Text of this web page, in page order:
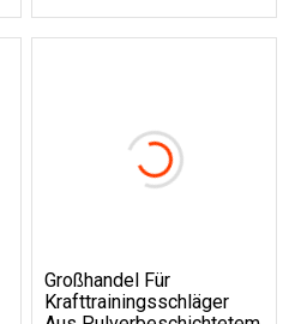
Großhandel Für
Krafttrainingsschläger